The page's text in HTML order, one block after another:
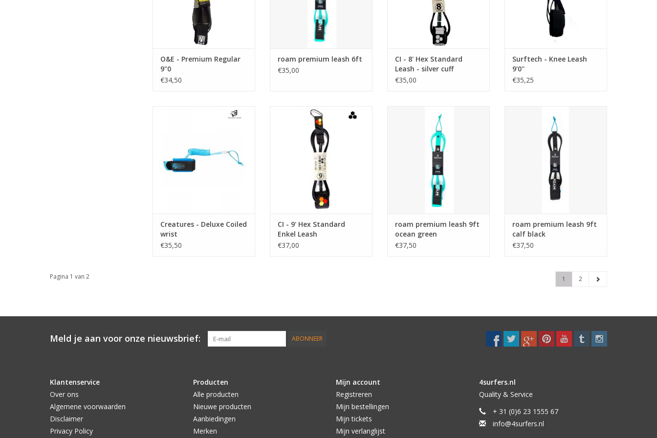
• Cord thickness 7mm
• Wave size 0-10 feet
• Double swivel and rail saver
TOEVOEGEN AAN WINKELWAGEN
O&E - Premium Regular
9"0
€34,50
wartels, gegoten koorduiteinden
en een drievoudige
vergrendelingsrailbeveiliging.
TOEVOEGEN AAN WINKELWAGEN
roam premium leash 6ft
€35,00
CI - 8' Hex Standard
Leash - silver cuff
€35,00
• Patented TechLock® rail saving
design
• Durable thermoformed
Breathoprene® ankle comfort
• Maximum strength urethane
• Precision molded
Surftech - Knee Leash
9'0''
€35,25
Deluxe Coiled wrist : cyan clear
Creatures - Deluxe Coiled
wrist
€35,50
Channel Islands hex cord
standard leash.
Gegarandeerd STERK.
TOEVOEGEN AAN WINKELWAGEN
CI - 9' Hex Standard
Enkel Leash
€37,00
hoogste kwaliteit 7 mm 9/32
"urethaan, een
supercomfortabele 2,5" Lycra
gebonden neopreen
enkelmanchet, roestvrijstalen
wartels, gegoten koorduiteinden
en een drievoudige
vergrendelingsrailbeveiliging.
TOEVOEGEN AAN WINKELWAGEN
roam premium leash 9ft
ocean green
€37,50
hoogste kwaliteit 7 mm 9/32
"urethaan, een
supercomfortabele 2,5" Lycra
gebonden neopreen
enkelmanchet, roestvrijstalen
wartels, gegoten koorduiteinden
en een drievoudige
vergrendelingsrailbeveiliging.
roam premium leash 9ft
calf black
€37,50
Pagina 1 van 2 1 2
Meld je aan voor onze nieuwsbrief: ABONNEER
Klantenservice
Over ons
Algemene voorwaarden
Disclaimer
Privacy Policy
Producten
Alle producten
Nieuwe producten
Aanbiedingen
Merken
Mijn account
Registreren
Mijn bestellingen
Mijn tickets
Mijn verlanglijst
4surfers.nl
Quality & Service
+ 31 (0)6 23 1555 67
info@4surfers.nl